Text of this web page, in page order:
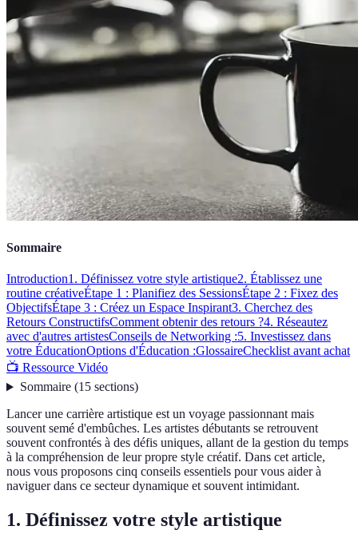
Sommaire
Introduction1. Définissez votre style artistique2. Établissez une
routine créativeÉtape 1 : Planifiez des SessionsÉtape 2 : Fixez des
ObjectifsÉtape 3 : Créez un Espace Inspirant3. Cherchez des
Retours ConstructifsComment obtenir des retours ?4. Réseautez
avec d'autres artistesConseils de Networking :5. Investissez dans
votre ÉducationOptions d'Éducation :GlossaireChecklist avant achat
📺 Ressource Vidéo
Sommaire(15 sections)
Lancer une carrière artistique est un voyage passionnant mais
souvent semé d'embûches. Les artistes débutants se retrouvent
souvent confrontés à des défis uniques, allant de la gestion du temps
à la compréhension de leur propre style créatif. Dans cet article,
nous vous proposons cinq conseils essentiels pour vous aider à
naviguer dans ce secteur dynamique et souvent intimidant.
1. Définissez votre style artistique